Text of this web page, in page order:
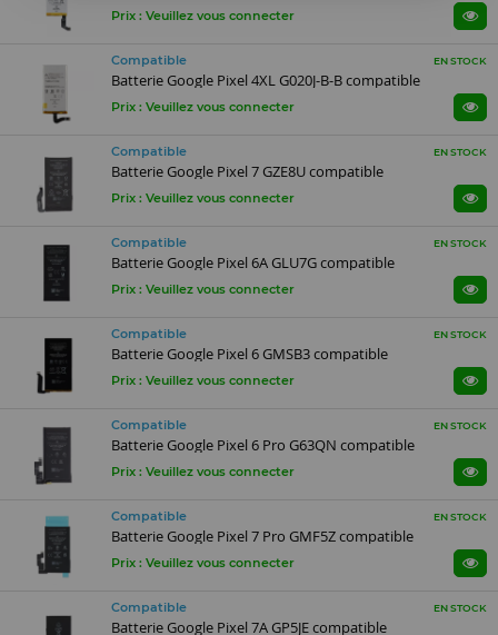
Prix : Veuillez vous connecter
Compatible EN STOCK
Batterie Google Pixel 4XL G020J-B-B compatible
Prix : Veuillez vous connecter
Compatible EN STOCK
Batterie Google Pixel 7 GZE8U compatible
Prix : Veuillez vous connecter
Compatible EN STOCK
Batterie Google Pixel 6A GLU7G compatible
Prix : Veuillez vous connecter
Compatible EN STOCK
Batterie Google Pixel 6 GMSB3 compatible
Prix : Veuillez vous connecter
Compatible EN STOCK
Batterie Google Pixel 6 Pro G63QN compatible
Prix : Veuillez vous connecter
Compatible EN STOCK
Batterie Google Pixel 7 Pro GMF5Z compatible
Prix : Veuillez vous connecter
Compatible EN STOCK
Batterie Google Pixel 7A GP5JE compatible